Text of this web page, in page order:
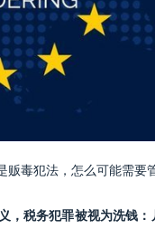
毒犯法，怎么可能需要
，税务犯罪被视为洗钱